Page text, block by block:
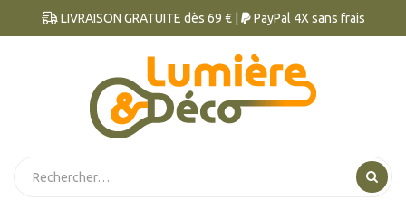
LIVRAISON GRATUITE dès 69 € | PayPal 4X sans frais